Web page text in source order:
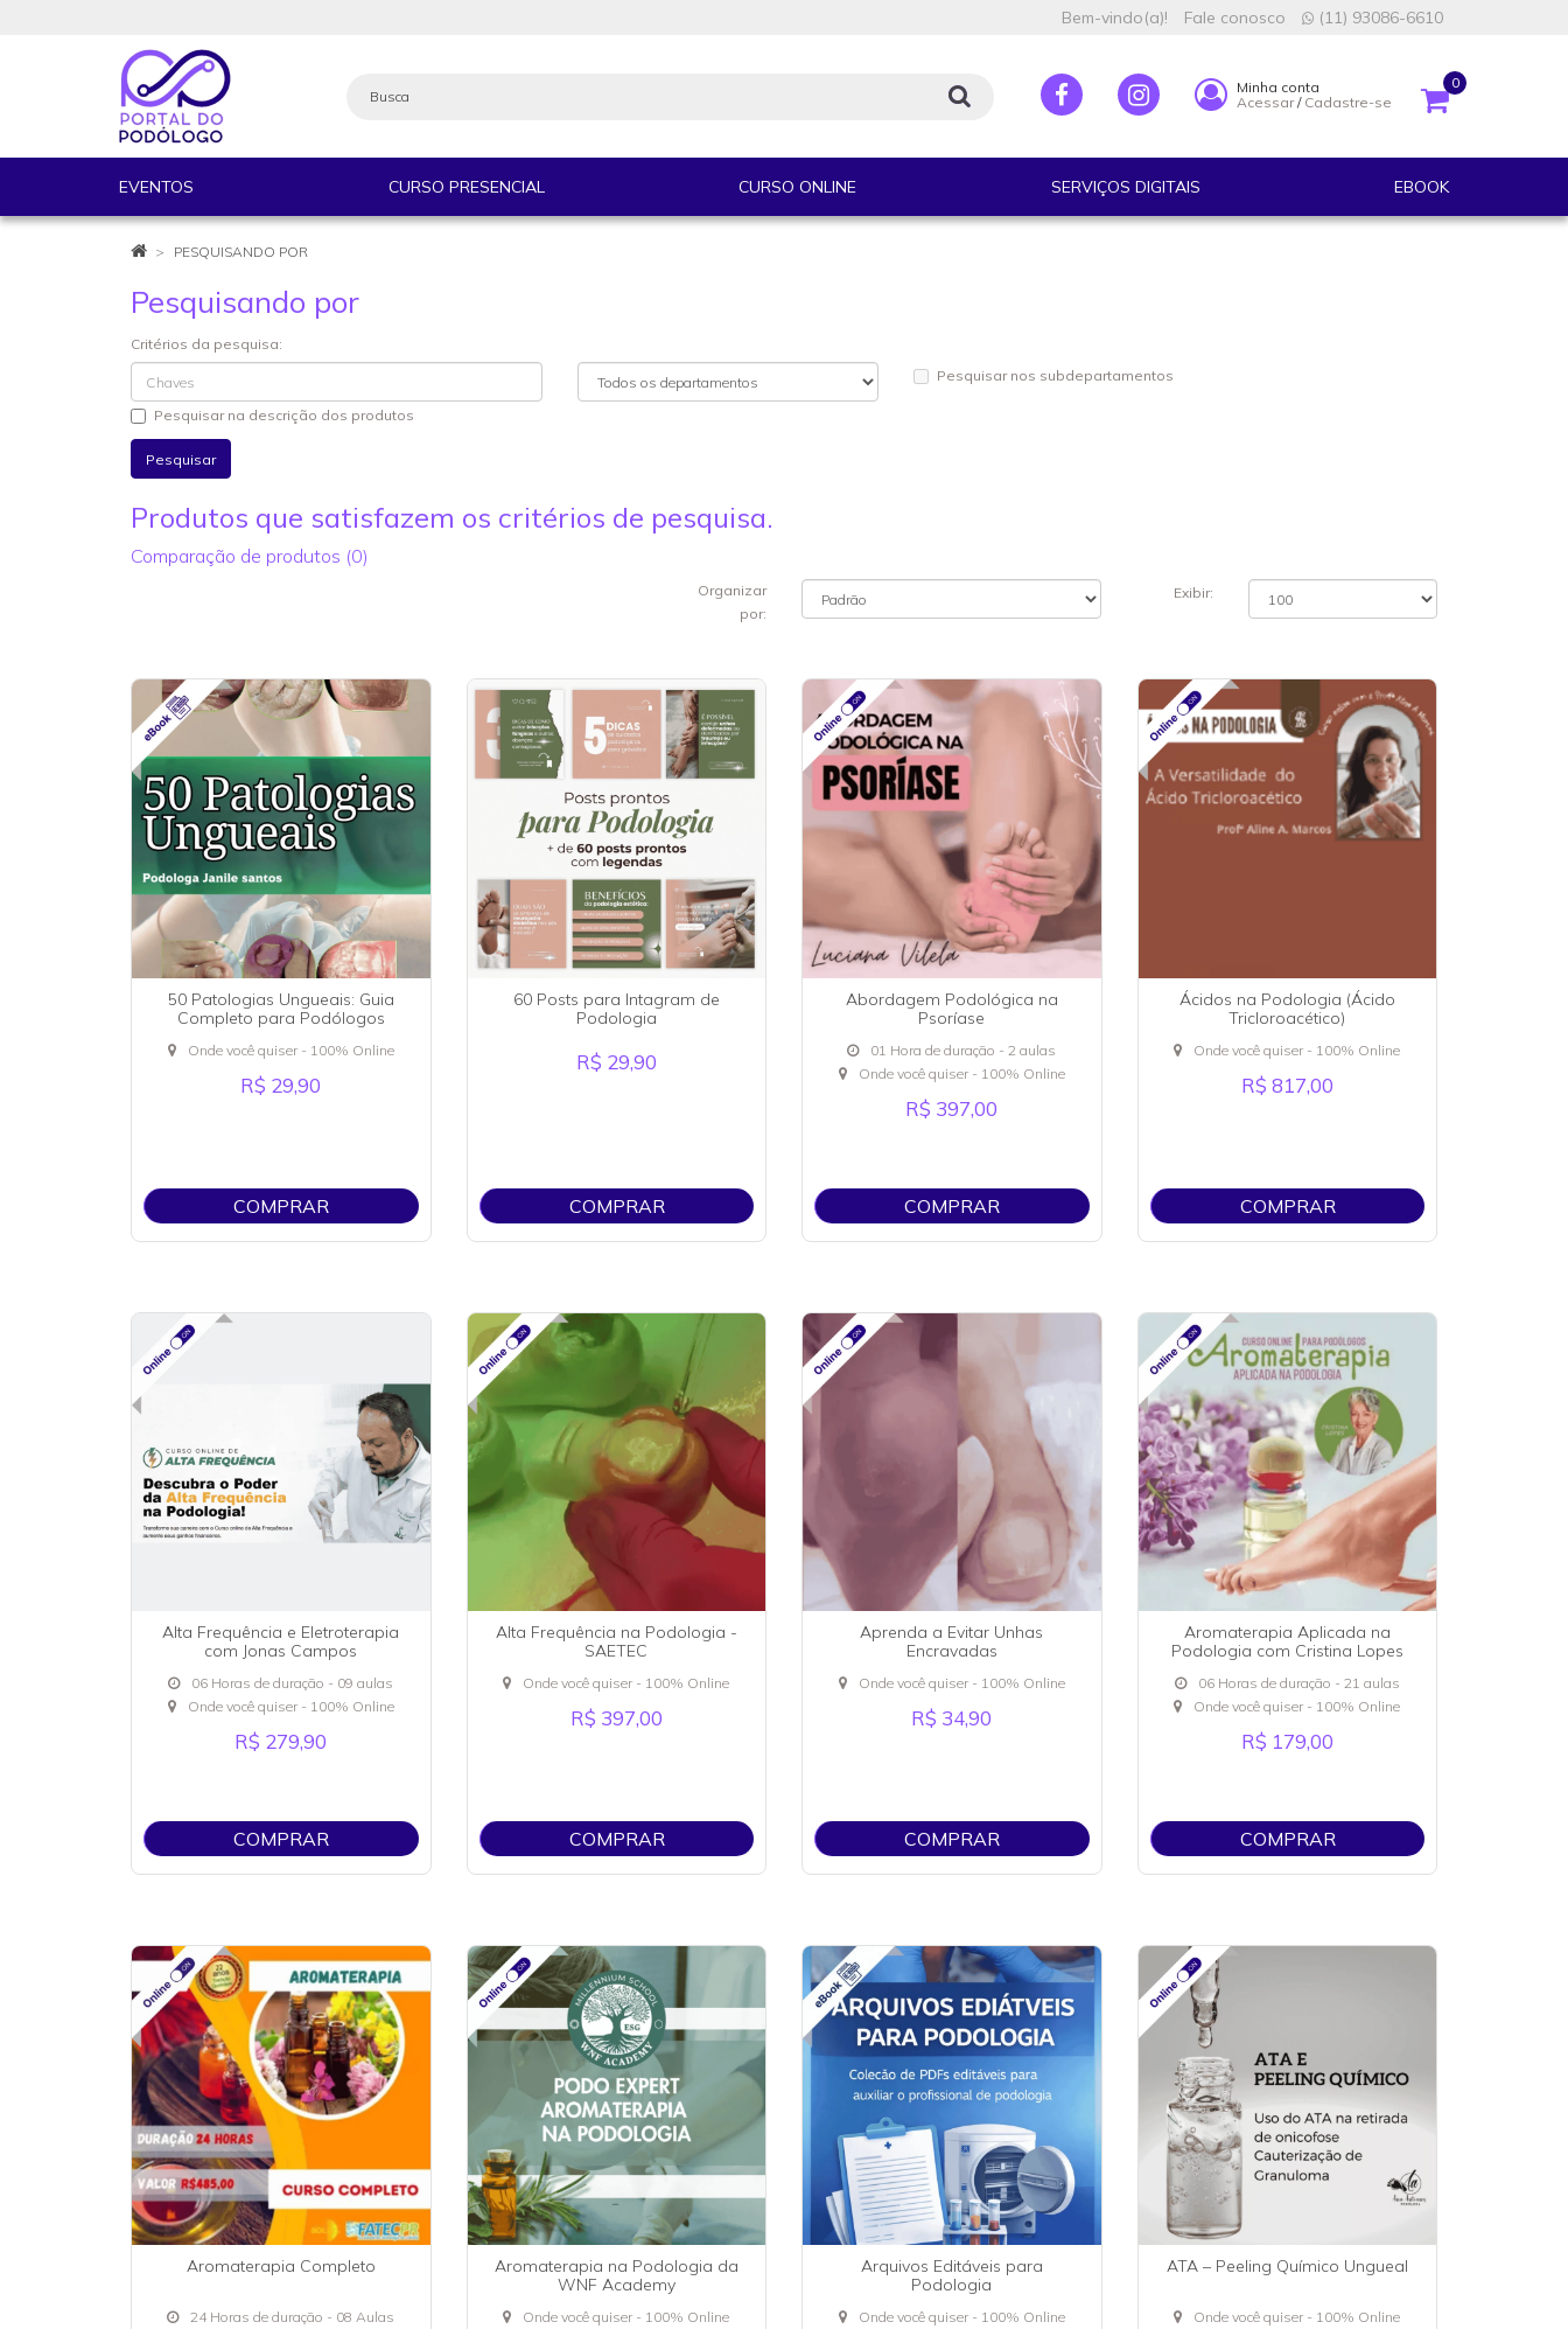
Bem-vindo(a)! Fale conosco (11) 93086-6610
Minha conta
Acessar/ Cadastre-se
0
EVENTOS CURSO PRESENCIAL CURSO ONLINE SERVIÇOS DIGITAIS EBOOK
PESQUISANDO POR
Pesquisando por
Critérios da pesquisa:
Pesquisar nos subdepartamentos
Pesquisar na descrição dos produtos
Produtos que satisfazem os critérios de pesquisa.
Comparação de produtos (0)
Organizar
por:
Exibir:
50 Patologias Ungueais: Guia
Completo para Podólogos
Onde você quiser - 100% Online
R$ 29,90
COMPRAR
60 Posts para Intagram de
Podologia
R$ 29,90
COMPRAR
Abordagem Podológica na
Psoríase
01 Hora de duração - 2 aulas
Onde você quiser - 100% Online
R$ 397,00
COMPRAR
Ácidos na Podologia (Ácido
Tricloroacético)
Onde você quiser - 100% Online
R$ 817,00
COMPRAR
Alta Frequência e Eletroterapia
com Jonas Campos
06 Horas de duração - 09 aulas
Onde você quiser - 100% Online
R$ 279,90
COMPRAR
Alta Frequência na Podologia -
SAETEC
Onde você quiser - 100% Online
R$ 397,00
COMPRAR
Aprenda a Evitar Unhas
Encravadas
Onde você quiser - 100% Online
R$ 34,90
COMPRAR
Aromaterapia Aplicada na
Podologia com Cristina Lopes
06 Horas de duração - 21 aulas
Onde você quiser - 100% Online
R$ 179,00
COMPRAR
Aromaterapia Completo
24 Horas de duração - 08 Aulas
Aromaterapia na Podologia da
WNF Academy
Onde você quiser - 100% Online
Arquivos Editáveis para
Podologia
Onde você quiser - 100% Online
ATA – Peeling Químico Ungueal
Onde você quiser - 100% Online